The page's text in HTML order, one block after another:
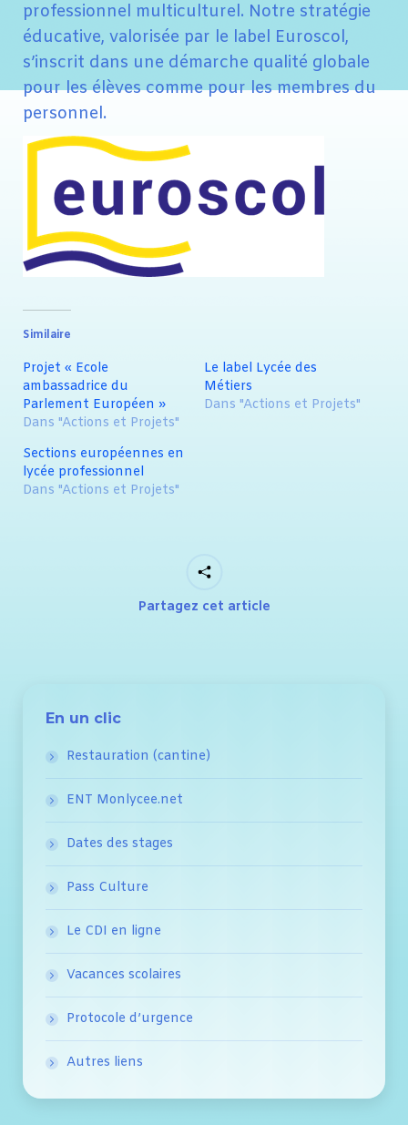
professionnel multiculturel. Notre stratégie
éducative, valorisée par le label Euroscol,
s’inscrit dans une démarche qualité globale
pour les élèves comme pour les membres du
personnel.
Similaire
Projet « Ecole
ambassadrice du
Parlement Européen »
Dans "Actions et Projets"
Le label Lycée des
Métiers
Dans "Actions et Projets"
Sections européennes en
lycée professionnel
Dans "Actions et Projets"
Partagez cet article
En un clic
Restauration (cantine)
ENT Monlycee.net
Dates des stages
Pass Culture
Le CDI en ligne
Vacances scolaires
Protocole d’urgence
Autres liens